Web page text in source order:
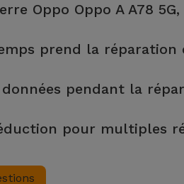
Oppo Oppo A A78
prend la réparation
pendant la
d'aide pour la gestion des
pour multiples
de 25% sur le montant de la